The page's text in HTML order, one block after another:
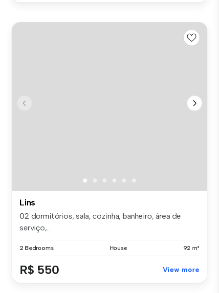
Lins
02 dormitórios, sala, cozinha, banheiro, área de
serviço,...
2 Bedrooms House 92 m²
R$ 550 View more